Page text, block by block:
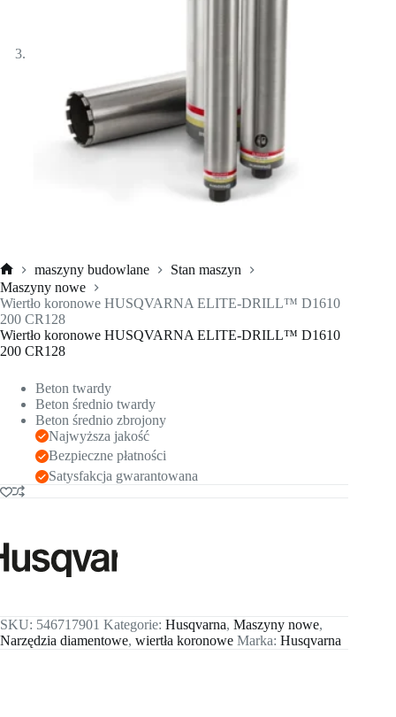
Strona
główna
maszyny budowlane
Stan maszyn
Maszyny nowe
Wiertło koronowe HUSQVARNA ELITE-DRILL™ D1610
200 CR128
Wiertło koronowe HUSQVARNA ELITE-DRILL™ D1610
200 CR128
Beton twardy
Beton średnio twardy
Beton średnio zbrojony
Najwyższa jakość
Bezpieczne płatności
Satysfakcja gwarantowana
SKU: 546717901 Kategorie: Husqvarna, Maszyny nowe,
Narzędzia diamentowe, wiertła koronowe Marka: Husqvarna